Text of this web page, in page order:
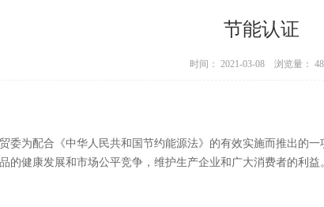
节能认证
时间： 2021-03-08 浏览量：
委为配合《中华人民共和国节约能源法》的有效实施而推出的
的健康发展和市场公平竞争，维护生产企业和广大消费者的利益